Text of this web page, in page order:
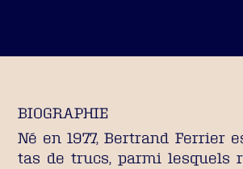
BIOGRAPHIE
Né en 1977, Bertrand Ferrier
tas de trucs, parmi lesquels